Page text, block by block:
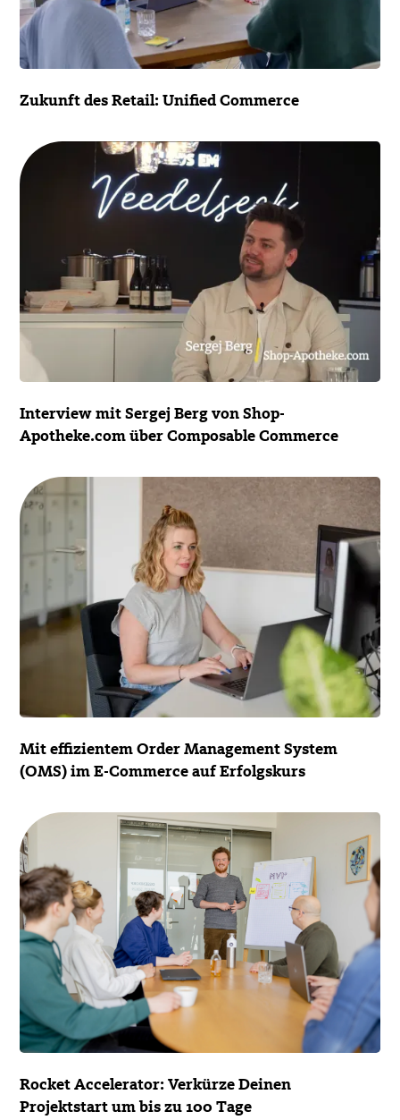
Zukunft des Retail: Unified Commerce
Interview mit Sergej Berg von Shop-
Apotheke.com über Composable Commerce
Mit effizientem Order Management System
(OMS) im E-Commerce auf Erfolgskurs
Rocket Accelerator: Verkürze Deinen
Projektstart um bis zu 100 Tage